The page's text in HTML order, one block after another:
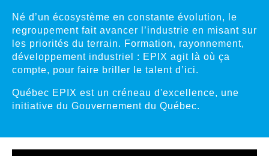
Né d’un écosystème en constante évolution, le
regroupement fait avancer l’industrie en misant sur
les priorités du terrain. Formation, rayonnement,
développement industriel : EPIX agit là où ça
compte, pour faire briller le talent d’ici.
Québec EPIX est un créneau d'excellence, une
initiative du Gouvernement du Québec.